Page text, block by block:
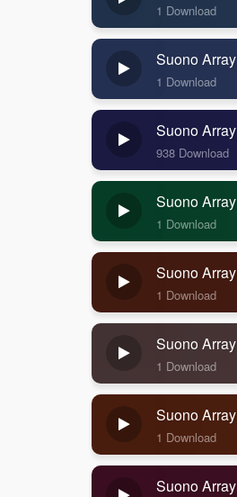
1 Download
Suono Array
1 Download
Suono Array
938 Download
Suono Array
1 Download
Suono Array
1 Download
Suono Array
1 Download
Suono Array
1 Download
Suono Array